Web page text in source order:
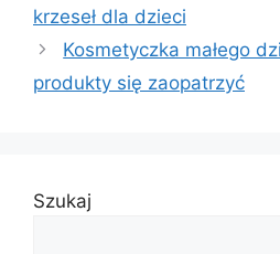
krzeseł dla dzieci
Kosmetyczka małego
produkty się zaopatrzyć
Szukaj